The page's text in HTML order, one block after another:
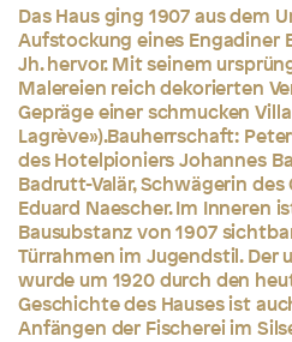
Das Haus ging 1907 aus dem
Aufstockung eines Engadiner
Jh. hervor. Mit seinem
Malereien reich dekorierten
Gepräge einer schmucken Villa
Lagrève»).Bauherrschaft:
des Hotelpioniers Johannes
Badrutt-Valär, Schwägerin
Eduard Naescher. Im Inneren
Bausubstanz von 1907
Türrahmen im Jugendstil. Der
wurde um 1920 durch den
Geschichte des Hauses ist
Anfängen der Fischerei im